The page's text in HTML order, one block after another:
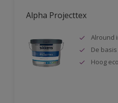
Alpha Projecttex
Alround
De
Hoog